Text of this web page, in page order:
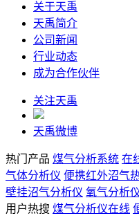
关于天禹
天禹简介
公司新闻
行业动态
成为合作伙伴
关注天禹
天禹微博
热门产品 煤气分析系统 在
气体分析仪 便携红外沼气
壁挂沼气分析仪 氧气分析
用户热搜 煤气分析仪在线